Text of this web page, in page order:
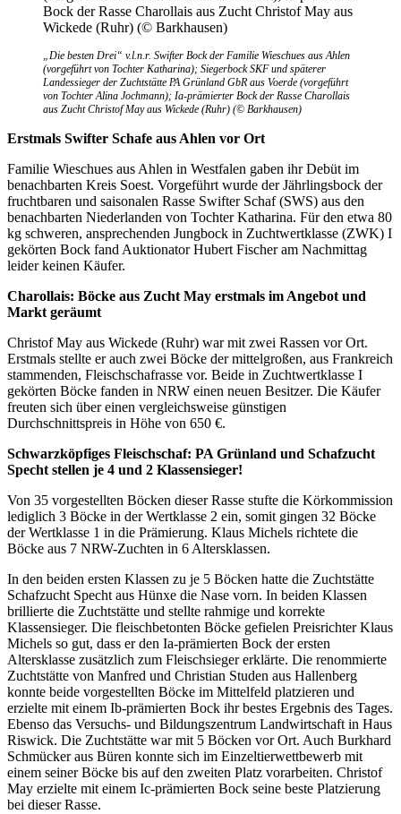
„Die besten Drei“ v.l.n.r. Swifter Bock der Familie Wieschues aus Ahlen
(vorgeführt von Tochter Katharina); Siegerbock SKF und späterer
Landessieger der Zuchtstätte PA Grünland GbR aus Voerde (vorgeführt
von Tochter Alina Jochmann); Ia-prämierter Bock der Rasse Charollais
aus Zucht Christof May aus Wickede (Ruhr) (© Barkhausen)
Erstmals Swifter Schafe aus Ahlen vor Ort
Familie Wieschues aus Ahlen in Westfalen gaben ihr Debüt im
benachbarten Kreis Soest. Vorgeführt wurde der Jährlingsbock der
fruchtbaren und saisonalen Rasse Swifter Schaf (SWS) aus den
benachbarten Niederlanden von Tochter Katharina. Für den etwa 80
kg schweren, ansprechenden Jungbock in Zuchtwertklasse (ZWK) I
gekörten Bock fand Auktionator Hubert Fischer am Nachmittag
leider keinen Käufer.
Charollais: Böcke aus Zucht May erstmals im Angebot und
Markt geräumt
Christof May aus Wickede (Ruhr) war mit zwei Rassen vor Ort.
Erstmals stellte er auch zwei Böcke der mittelgroßen, aus Frankreich
stammenden, Fleischschafrasse vor. Beide in Zuchtwertklasse I
gekörten Böcke fanden in NRW einen neuen Besitzer. Die Käufer
freuten sich über einen vergleichsweise günstigen
Durchschnittspreis in Höhe von 650 €.
Schwarzköpfiges Fleischschaf: PA Grünland und Schafzucht
Specht stellen je 4 und 2 Klassensieger!
Von 35 vorgestellten Böcken dieser Rasse stufte die Körkommission
lediglich 3 Böcke in der Wertklasse 2 ein, somit gingen 32 Böcke
der Wertklasse 1 in die Prämierung. Klaus Michels richtete die
Böcke aus 7 NRW-Zuchten in 6 Altersklassen.
In den beiden ersten Klassen zu je 5 Böcken hatte die Zuchtstätte
Schafzucht Specht aus Hünxe die Nase vorn. In beiden Klassen
brillierte die Zuchtstätte und stellte rahmige und korrekte
Klassensieger. Die fleischbetonten Böcke gefielen Preisrichter Klaus
Michels so gut, dass er den Ia-prämierten Bock der ersten
Altersklasse zusätzlich zum Fleischsieger erklärte. Die renommierte
Zuchtstätte von Manfred und Christian Studen aus Hallenberg
konnte beide vorgestellten Böcke im Mittelfeld platzieren und
erzielte mit einem Ib-prämierten Bock ihr bestes Ergebnis des Tages.
Ebenso das Versuchs- und Bildungszentrum Landwirtschaft in Haus
Riswick. Die Zuchtstätte war mit 5 Böcken vor Ort. Auch Burkhard
Schmücker aus Büren konnte sich im Einzel­tierwettbewerb mit
einem seiner Böcke bis auf den zweiten Platz vorarbeiten. Christof
May erzielte mit einem Ic-prämierten Bock seine beste Platzierung
bei dieser Rasse.